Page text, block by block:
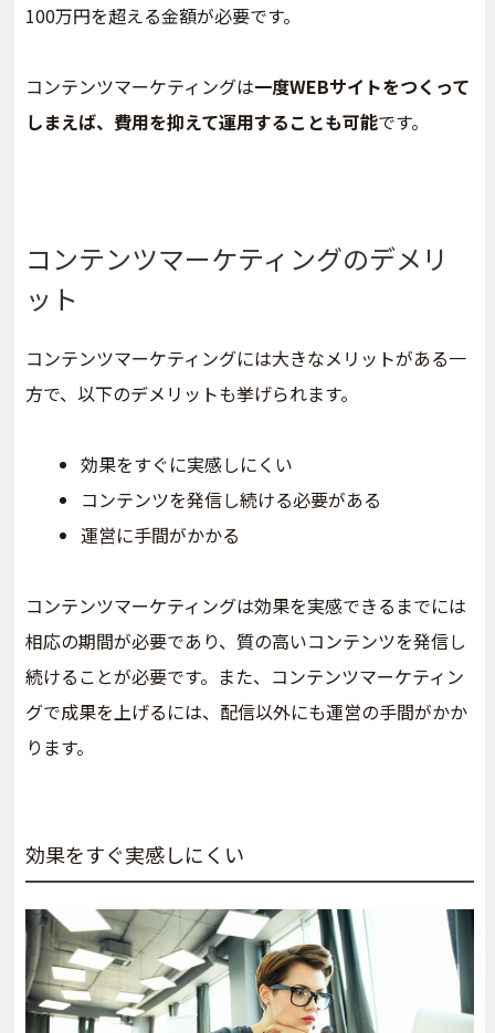
100万円を超える金額が必要です。
コンテンツマーケティングは一度WEBサイトをつくって
しまえば、費用を抑えて運用することも可能です。
コンテンツマーケティングのデメリ
ット
コンテンツマーケティングには大きなメリットがある一
方で、以下のデメリットも挙げられます。
効果をすぐに実感しにくい
コンテンツを発信し続ける必要がある
運営に手間がかかる
コンテンツマーケティングは効果を実感できるまでには
相応の期間が必要であり、質の高いコンテンツを発信し
続けることが必要です。また、コンテンツマーケティン
グで成果を上げるには、配信以外にも運営の手間がかか
ります。
効果をすぐ実感しにくい